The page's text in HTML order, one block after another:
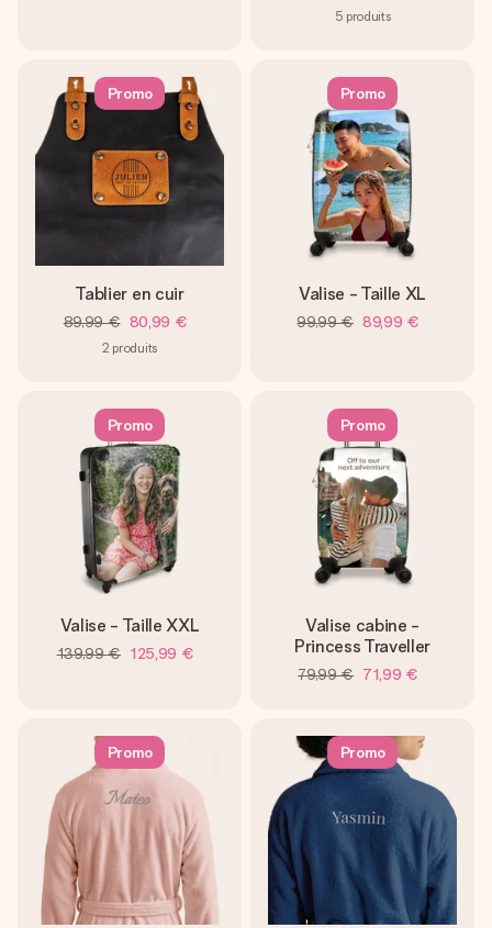
5 produits
Promo
Tablier en cuir
89,99 € 80,99 €
2 produits
Promo
Valise - Taille XL
99,99 € 89,99 €
Promo
Valise - Taille XXL
139,99 € 125,99 €
Promo
Valise cabine -
Princess Traveller
79,99 € 71,99 €
Promo Promo